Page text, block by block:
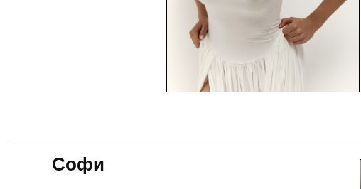
Софи